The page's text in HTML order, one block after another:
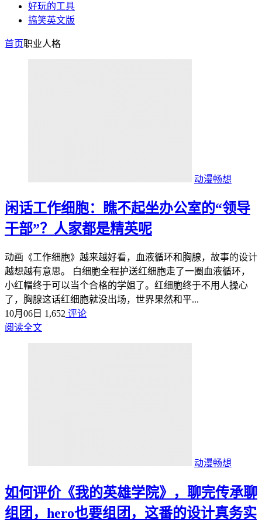
好玩的工具
搞笑英文版
首页职业人格
动漫畅想
闲话工作细胞：瞧不起坐办公室的“领导
干部”？人家都是精英呢
动画《工作细胞》越来越好看，血液循环和胸腺，故事的设计
越想越有意思。 白细胞全程护送红细胞走了一圈血液循环，
小红帽终于可以当个合格的学姐了。红细胞终于不用人操心
了，胸腺这话红细胞就没出场，世界果然和平...
10月06日 1,652 评论
阅读全文
动漫畅想
如何评价《我的英雄学院》，聊完传承聊
组团，hero也要组团，这番的设计真务实